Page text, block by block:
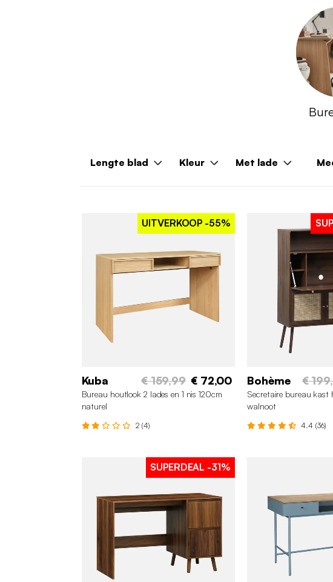
Lengte blad Kleur Met lade
UITVERKOOP -55%
Kuba € 159,99 € 72,00
Bureau houtlook 2 lades en 1 nis 120cm
naturel
2 (4)
Bohème €
Secretaire bureau kast
walnoot
4.4 (36)
SUPERDEAL -31%